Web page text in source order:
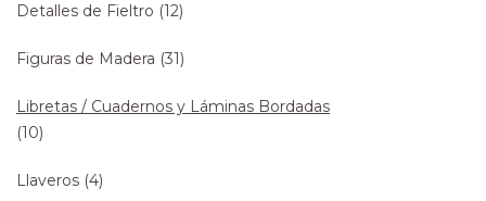
Detalles de Fieltro (12)
Figuras de Madera (31)
Libretas / Cuadernos y Láminas Bordadas
(10)
Llaveros (4)